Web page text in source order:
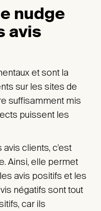
nudge
avis
et sont la
sur les sites de
suffisamment mis
puissent les
clients, c’est
Ainsi, elle permet
avis positifs et les
négatifs sont tout
car ils